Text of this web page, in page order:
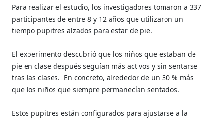
Para realizar el estudio, los investigadores tomaron a 337
participantes de entre 8 y 12 años que utilizaron un
tiempo pupitres alzados para estar de pie.
El experimento descubrió que los niños que estaban de
pie en clase después seguían más activos y sin sentarse
tras las clases. En concreto, alrededor de un 30 % más
que los niños que siempre permanecían sentados.
Estos pupitres están configurados para ajustarse a la